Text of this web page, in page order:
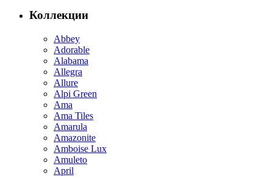
Коллекции
Abbey
Adorable
Alabama
Allegra
Allure
Alpi Green
Ama
Ama Tiles
Amarula
Amazonite
Amboise Lux
Amuleto
April